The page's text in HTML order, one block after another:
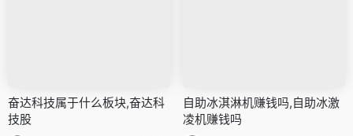
奋达科技属于什么板块,奋达科
技股
自助冰淇淋机赚钱吗,自助冰激
凌机赚钱吗